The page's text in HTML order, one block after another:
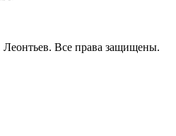
Все права защищены.